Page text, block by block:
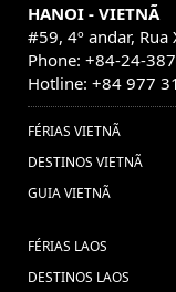
camboya,
camboya (1) ,
Vietnam (1) ,
bangkok (1) ,
vietnam (1)
(1) ,viajar a ho
en Laos (1) ,
Vietnam (1) ,
para Laos (7) ,
HANOI - VIETNÃ
#59, 4º andar,
Phone: +84-24-
Hotline: +84 977
FÉRIAS VIETNÃ
DESTINOS VIETNÃ
GUIA VIETNÃ
FÉRIAS LAOS
DESTINOS LAOS